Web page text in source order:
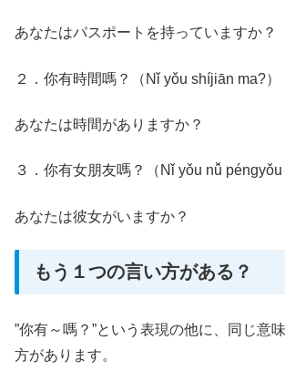
あなたはパスポートを持っていますか？
２．你有時間嗎？（Nǐ yǒu shíjiān ma?）
あなたは時間がありますか？
３．你有女朋友嗎？（Nǐ yǒu nǚ péngyǒu
あなたは彼女がいますか？
もう１つの言い方がある？
”你有～嗎？”という表現の他に、同じ意
方があります。